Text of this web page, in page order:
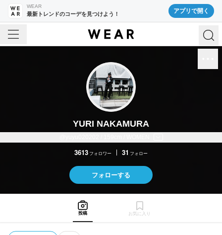
WEAR
最新トレンドのコーデを見つけよう！ アプリで開く
YURI NAKAMURA
3613 フォロワー 31 フォロー
フォローする
投稿 お気に入り